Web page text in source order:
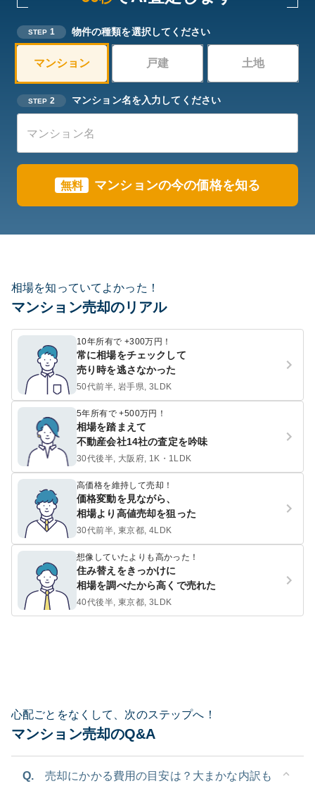
STEP 1 物件の種類を選択してください
マンション 戸建 土地
STEP 2 マンション名を入力してください
無料 マンションの今の価格を知る
相場を知っていてよかった！
マンション売却のリアル
10年所有で +300万円！
常に相場をチェックして
売り時を逃さなかった
50代前半, 岩手県, 3LDK
5年所有で +500万円！
相場を踏まえて
不動産会社14社の査定を吟味
30代後半, 大阪府, 1K・1LDK
高価格を維持して売却！
価格変動を見ながら、
相場より高値売却を狙った
30代前半, 東京都, 4LDK
想像していたよりも高かった！
住み替えをきっかけに
相場を調べたから高くで売れた
40代後半, 東京都, 3LDK
心配ごとをなくして、次のステップへ！
マンション売却のQ&A
Q.
売却にかかる費用の目安は？大まかな内訳も